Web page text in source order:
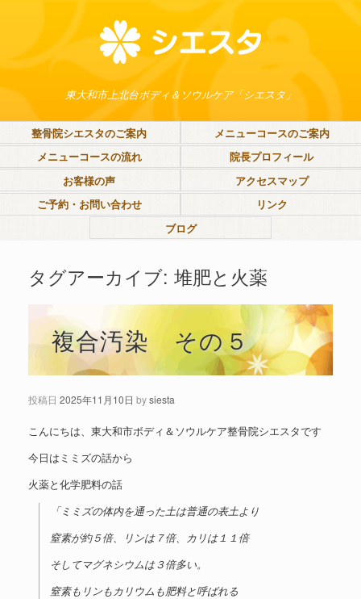
東大和市上北台ボディ＆ソウルケア「シエスタ」
整骨院シエスタのご案内
メニューコースのご案内
メニューコースの流れ
院長プロフィール
お客様の声
アクセスマップ
ご予約・お問い合わせ
リンク
ブログ
タグアーカイブ: 堆肥と火薬
複合汚染 その５
投稿日 2025年11月10日 bysiesta
こんにちは、東大和市ボディ＆ソウルケア整骨院シエスタです
今日はミミズの話から
火薬と化学肥料の話
「ミミズの体内を通った土は普通の表土より
窒素が約５倍、リンは７倍、カリは１１倍
そしてマグネシウムは３倍多い。
窒素もリンもカリウムも肥料と呼ばれる